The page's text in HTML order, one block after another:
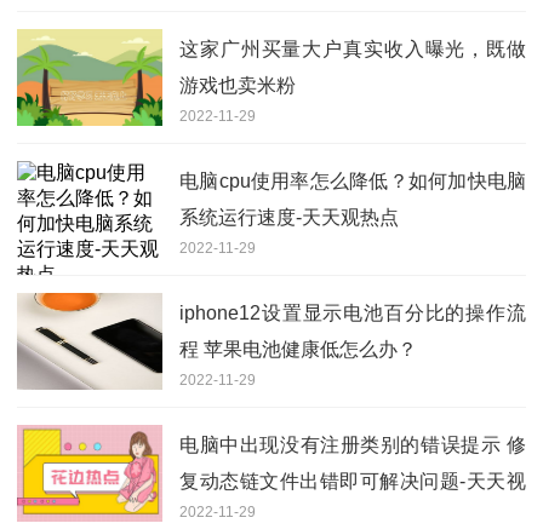
这家广州买量大户真实收入曝光，既做
游戏也卖米粉
2022-11-29
电脑cpu使用率怎么降低？如何加快电脑
系统运行速度-天天观热点
2022-11-29
iphone12设置显示电池百分比的操作流
程 苹果电池健康低怎么办？
2022-11-29
电脑中出现没有注册类别的错误提示 修
复动态链文件出错即可解决问题-天天视
点
2022-11-29